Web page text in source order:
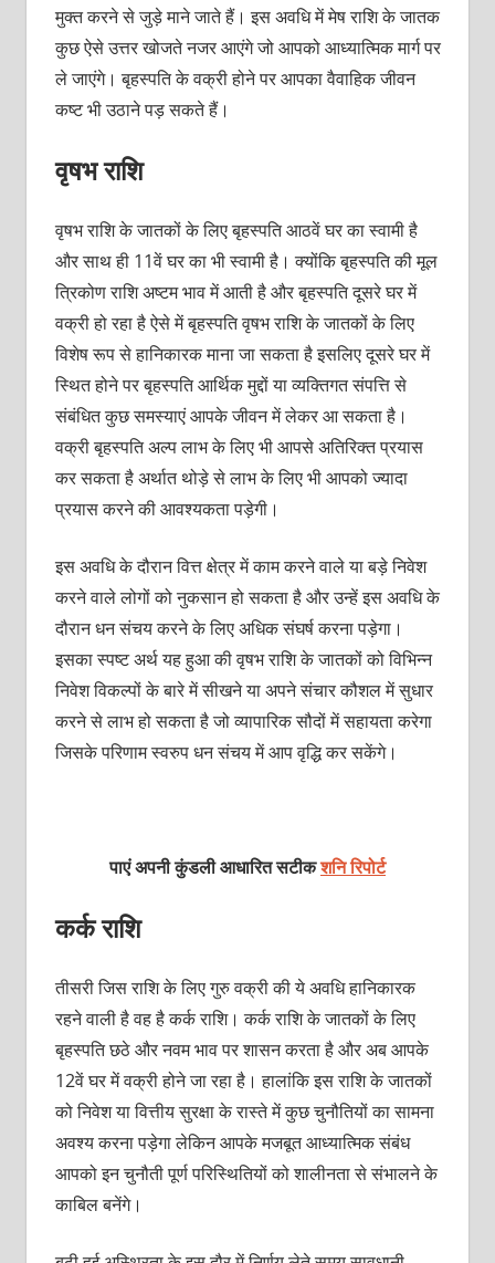
मुक्त करने से जुड़े माने जाते हैं। इस अवधि में मेष राशि के जातक
कुछ ऐसे उत्तर खोजते नजर आएंगे जो आपको आध्यात्मिक मार्ग पर
ले जाएंगे। बृहस्पति के वक्री होने पर आपका वैवाहिक जीवन
कष्ट भी उठाने पड़ सकते हैं।
वृषभ राशि
वृषभ राशि के जातकों के लिए बृहस्पति आठवें घर का स्वामी है
और साथ ही 11वें घर का भी स्वामी है। क्योंकि बृहस्पति की मूल
त्रिकोण राशि अष्टम भाव में आती है और बृहस्पति दूसरे घर में
वक्री हो रहा है ऐसे में बृहस्पति वृषभ राशि के जातकों के लिए
विशेष रूप से हानिकारक माना जा सकता है इसलिए दूसरे घर में
स्थित होने पर बृहस्पति आर्थिक मुद्दों या व्यक्तिगत संपत्ति से
संबंधित कुछ समस्याएं आपके जीवन में लेकर आ सकता है।
वक्री बृहस्पति अल्प लाभ के लिए भी आपसे अतिरिक्त प्रयास
कर सकता है अर्थात थोड़े से लाभ के लिए भी आपको ज्यादा
प्रयास करने की आवश्यकता पड़ेगी।
इस अवधि के दौरान वित्त क्षेत्र में काम करने वाले या बड़े निवेश
करने वाले लोगों को नुकसान हो सकता है और उन्हें इस अवधि के
दौरान धन संचय करने के लिए अधिक संघर्ष करना पड़ेगा।
इसका स्पष्ट अर्थ यह हुआ की वृषभ राशि के जातकों को विभिन्न
निवेश विकल्पों के बारे में सीखने या अपने संचार कौशल में सुधार
करने से लाभ हो सकता है जो व्यापारिक सौदों में सहायता करेगा
जिसके परिणाम स्वरुप धन संचय में आप वृद्धि कर सकेंगे।
पाएं अपनी कुंडली आधारित सटीकशनि रिपोर्ट
कर्क राशि
तीसरी जिस राशि के लिए गुरु वक्री की ये अवधि हानिकारक
रहने वाली है वह है कर्क राशि। कर्क राशि के जातकों के लिए
बृहस्पति छठे और नवम भाव पर शासन करता है और अब आपके
12वें घर में वक्री होने जा रहा है। हालांकि इस राशि के जातकों
को निवेश या वित्तीय सुरक्षा के रास्ते में कुछ चुनौतियों का सामना
अवश्य करना पड़ेगा लेकिन आपके मजबूत आध्यात्मिक संबंध
आपको इन चुनौती पूर्ण परिस्थितियों को शालीनता से संभालने के
काबिल बनेंगे।